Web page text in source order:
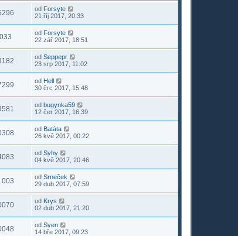
od Forsyte
21 říj 2017, 20:33
od Forsyte
22 zář 2017, 18:51
od Seppepr
23 srp 2017, 11:02
od Hell
30 črc 2017, 15:48
od bugynka59
12 čer 2017, 16:39
od Batáta
26 kvě 2017, 00:22
od Syhy
04 kvě 2017, 20:46
od Srneček
29 dub 2017, 07:59
od Krys
02 dub 2017, 21:20
od Sven
14 bře 2017, 09:23